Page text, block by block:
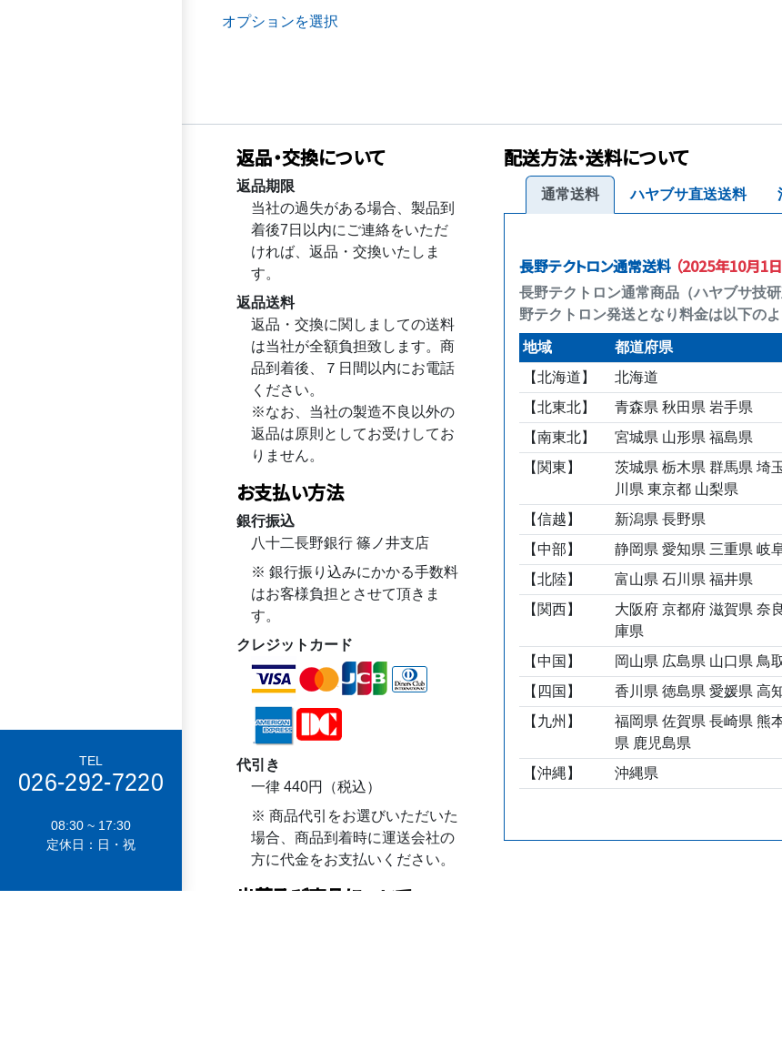
TEL
026-292-7220
08:30 ~ 17:30
定休日：日・祝
range:
¥12,960
オプションを選択
ョ
す。
返品・交換について
返品期限
当社の過失がある場合、製品到
着後7日以内にご連絡をいただ
ければ、返品・交換いたしま
す。
返品送料
返品・交換に関しましての送料
は当社が全額負担致します。商
品到着後、７日間以内にお電話
ください。
※なお、当社の製造不良以外の
返品は原則としてお受けしてお
りません。
お支払い方法
銀行振込
八十二長野銀行 篠ノ井支店
※ 銀行振り込みにかかる手数料
はお客様負担とさせて頂きま
す。
クレジットカード
代引き
一律 440円（税込）
※ 商品代引をお選びいただいた
場合、商品到着時に運送会社の
方に代金をお支払いください。
出荷及び商品について
配送方法・送料について
通常送料 ハヤブサ直送送料
長野テクトロン通常送料 （2025年10月1
長野テクトロン通常商品（ハヤブサ技
野テクトロン発送となり料金は以下のよ
地域 都道府県
【北海道】
北海道
【北東北】 青森県 秋田県 岩手県
【南東北】 宮城県 山形県 福島県
【関東】
茨城県 栃木県 群馬県 埼
川県 東京都 山梨県
【信越】 新潟県 長野県
【中部】 静岡県 愛知県 三重県 岐
【北陸】 富山県 石川県 福井県
【関西】
大阪府 京都府 滋賀県 奈
庫県
【中国】 岡山県 広島県 山口県 鳥
【四国】 香川県 徳島県 愛媛県 高
【九州】
福岡県 佐賀県 長崎県 熊
県 鹿児島県
【沖縄】 沖縄県